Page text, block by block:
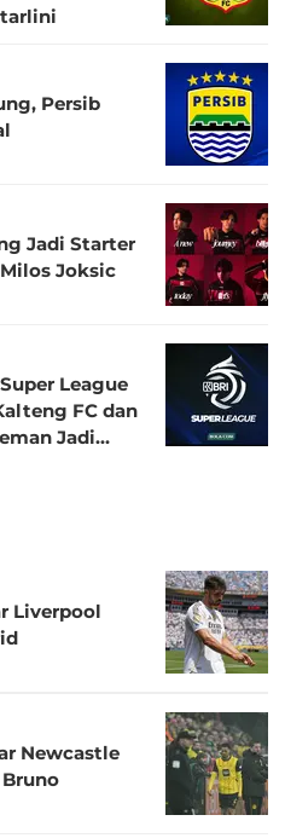
Persib
Jadi Starter
Joksic
League
FC dan
Jadi
Liverpool
Newcastle